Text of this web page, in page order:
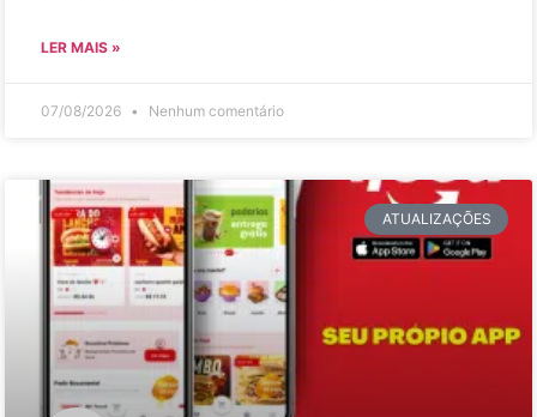
LER MAIS »
07/08/2026 Nenhum comentário
ATUALIZAÇÕES